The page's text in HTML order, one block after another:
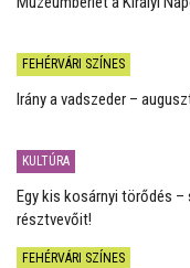
FEHÉRVÁRI SZÍNES
Irány a vadszeder –
KULTÚRA
Egy kis kosárnyi törődés
résztvevőit!
FEHÉRVÁRI SZÍNES